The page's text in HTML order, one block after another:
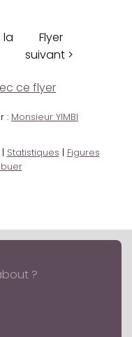
la
Flyer
suivant >
ce flyer
: Monsieur YIMBI
| Statistiques | Figures
?